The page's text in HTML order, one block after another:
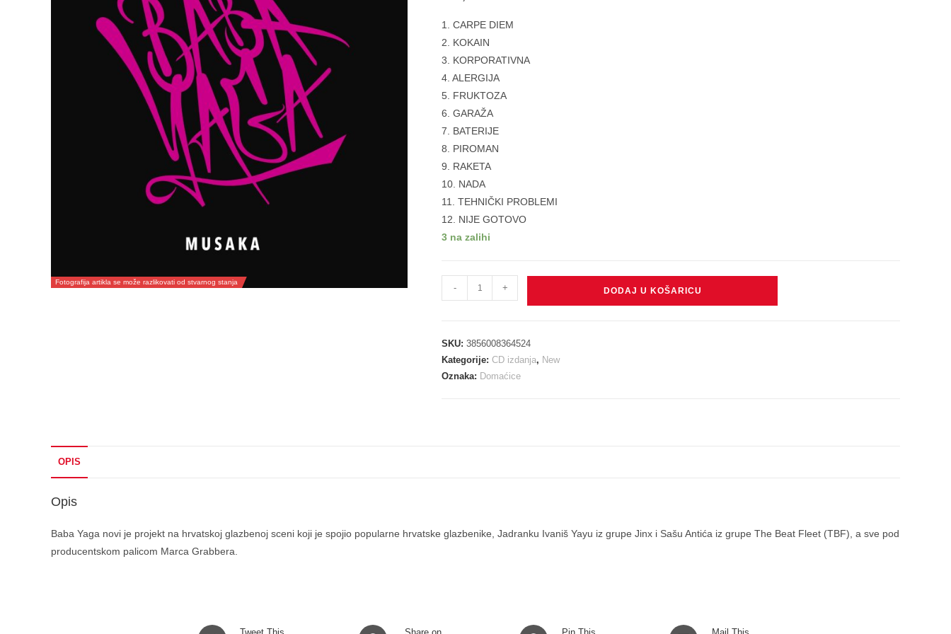
Fotografija artikla se može razlikovati od stvarnog stanja
1. CARPE DIEM
2. KOKAIN
3. KORPORATIVNA
4. ALERGIJA
5. FRUKTOZA
6. GARAŽA
7. BATERIJE
8. PIROMAN
9. RAKETA
10. NADA
11. TEHNIČKI PROBLEMI
12. NIJE GOTOVO
3 na zalihi
YAGA
CD
količina
- + DODAJ U KOŠARICU
SKU: 3856008364524
Kategorije: CD izdanja, New
Oznaka: Domaćice
OPIS
Opis
Baba Yaga novi je projekt na hrvatskoj glazbenoj sceni koji je spojio popularne hrvatske glazbenike, Jadranku Ivaniš Yayu iz grupe Jinx i Sašu Antića iz grupe The Beat Fleet (TBF), a sve pod
producentskom palicom Marca Grabbera.
Opens
Opens
Opens
Opens